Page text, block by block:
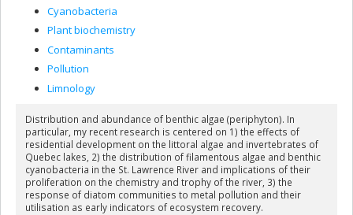
Cyanobacteria
Plant biochemistry
Contaminants
Pollution
Limnology
Distribution and abundance of benthic algae (periphyton). In
particular, my recent research is centered on 1) the effects of
residential development on the littoral algae and invertebrates of
Quebec lakes, 2) the distribution of filamentous algae and benthic
cyanobacteria in the St. Lawrence River and implications of their
proliferation on the chemistry and trophy of the river, 3) the
response of diatom communities to metal pollution and their
utilisation as early indicators of ecosystem recovery.